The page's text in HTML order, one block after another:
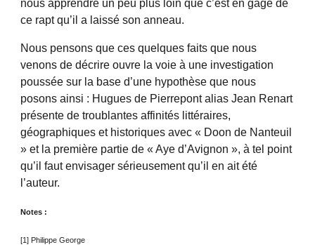
nous apprendre un peu plus loin que c’est en gage de
ce rapt qu’il a laissé son anneau.
Nous pensons que ces quelques faits que nous
venons de décrire ouvre la voie à une investigation
poussée sur la base d’une hypothèse que nous
posons ainsi : Hugues de Pierrepont alias Jean Renart
présente de troublantes affinités littéraires,
géographiques et historiques avec « Doon de Nanteuil
» et la première partie de « Aye d’Avignon », à tel point
qu’il faut envisager sérieusement qu’il en ait été
l’auteur.
Notes :
[1] Philippe George